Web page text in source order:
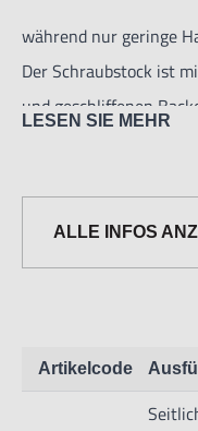
während nur geringe
Der Schraubstock ist
und geschliffenen
von Werkstücken
LESEN SIE MEHR
ALLE INFOS
Artikelcode